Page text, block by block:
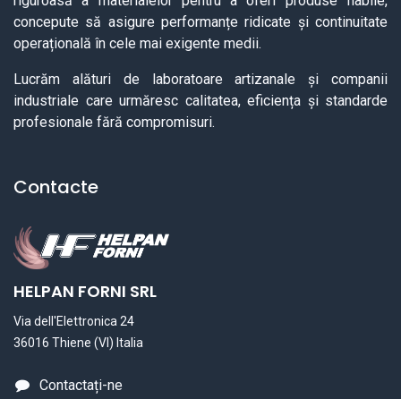
concepute să asigure performanțe ridicate și continuitate
operațională în cele mai exigente medii.
Lucrăm alături de laboratoare artizanale și companii
industriale care urmăresc calitatea, eficiența și standarde
profesionale fără compromisuri.
Contacte
HELPAN FORNI SRL
Via dell'Elettronica 24
36016 Thiene (VI) Italia
Contactați-ne